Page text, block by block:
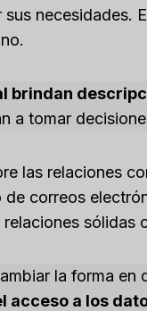
necesidades.
brindan
a tomar
las relaciones
correos
sólidas
la forma en
acceso a los